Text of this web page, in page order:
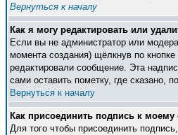
Вернуться к началу
Как я могу редактировать или
Если вы не администратор или
момента создания) щёлкнув по кнопке
редактировали сообщение. Эта
сами оставить пометку, где сказано,
Вернуться к началу
Как присоединить подпись к
Для того чтобы присоединить